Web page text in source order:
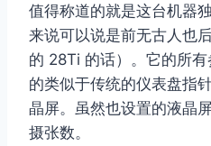
值得称道的就是这台机器
来说可以说是前无古人也
的 28Ti 的话）。它的所
的类似于传统的仪表盘指
晶屏。虽然也设置的液晶
摄张数。